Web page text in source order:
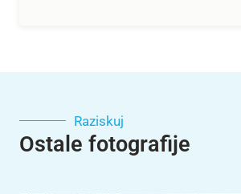
Raziskuj
Ostale fotografije